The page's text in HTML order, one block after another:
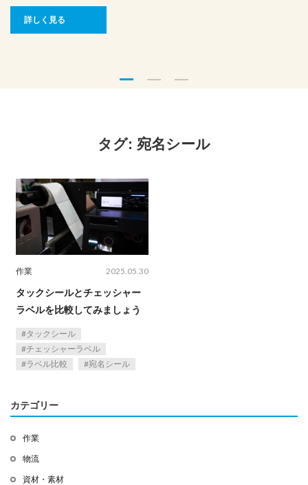
ここでは、印刷の版式や印刷方式ごとの特徴について、解説しま
詳しく見る
タグ: 宛名シール
作業 2025.05.30
タックシールとチェッシャー
ラベルを比較してみましょう
タックシール
チェッシャーラベル
ラベル比較
宛名シール
カテゴリー
作業
物流
資材・素材